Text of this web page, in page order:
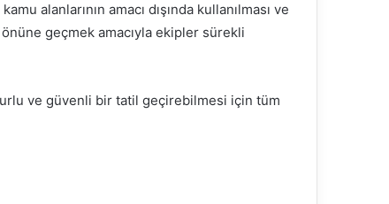
alanlarının amacı dışında kullanılması ve
geçmek amacıyla ekipler sürekli
ve güvenli bir tatil geçirebilmesi için tüm